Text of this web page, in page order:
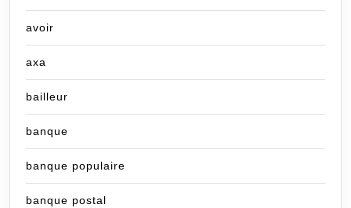
avoir
axa
bailleur
banque
banque populaire
banque postal